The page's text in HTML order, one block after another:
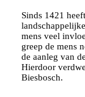
Sinds 1421
mens veel
greep de mens
de aanleg van
Hierdoor
Biesbosch.